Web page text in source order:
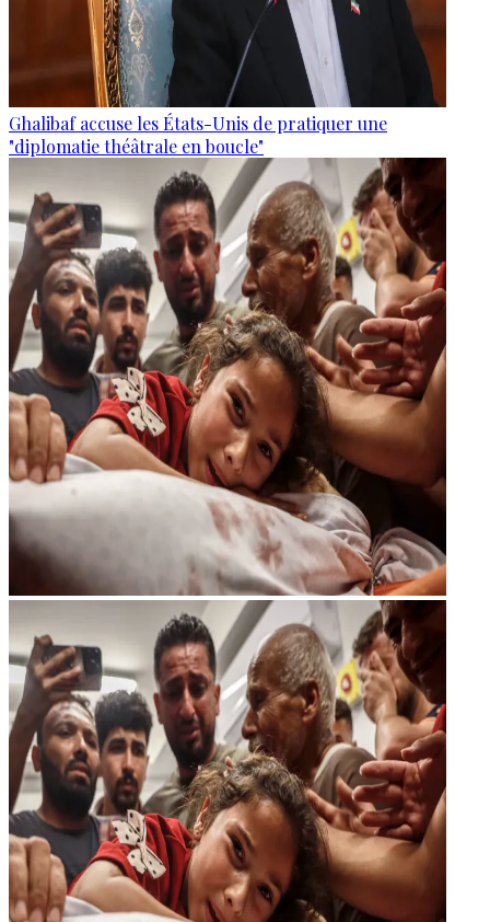
Ghalibaf accuse les États-Unis de pratiquer une
"diplomatie théâtrale en boucle"